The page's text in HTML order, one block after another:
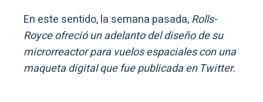
En este sentido, la semana pasada,Rolls-
Royce ofreció un adelanto del diseño de su
microrreactor para vuelos espaciales con una
maqueta digital que fue publicada en Twitter.